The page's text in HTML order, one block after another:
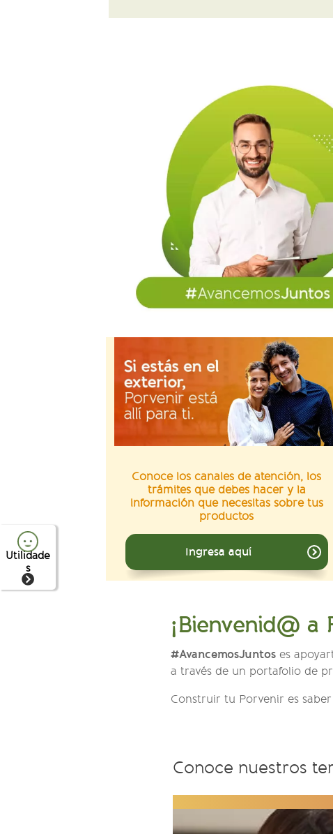
Conoce los canales de atención, los
trámites que debes hacer y la
información que necesitas sobre tus
productos
Ingresa aquí
Utilidade
s
¡Bienvenid@ a
#AvancemosJuntos es
a través de un portafolio de
Construir tu Porvenir es
Conoce nuestros